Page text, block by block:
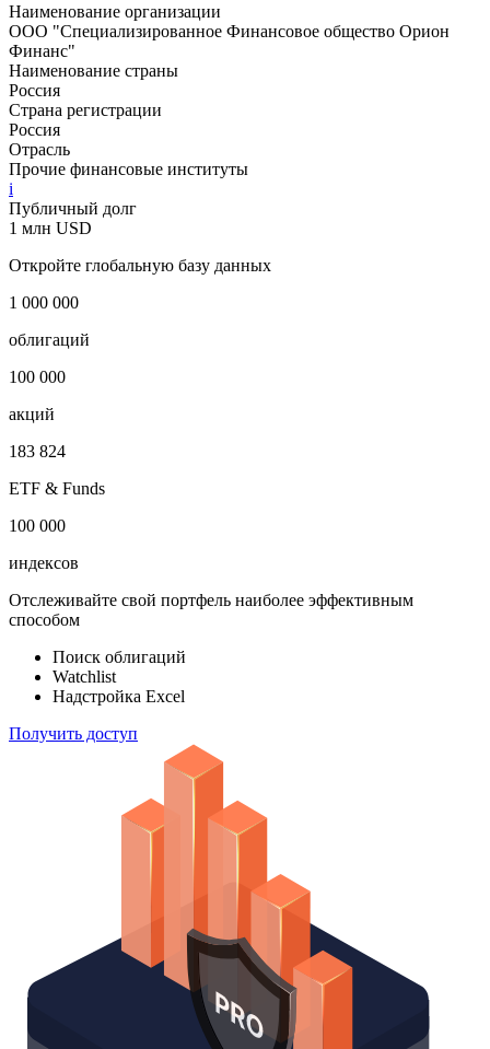
Наименование организации
ООО "Специализированное Финансовое общество Орион
Финанс"
Наименование страны
Россия
Страна регистрации
Россия
Отрасль
Прочие финансовые институты
i
Публичный долг
1 млн USD
Откройте глобальную базу данных
1 000 000
облигаций
100 000
акций
183 824
ETF & Funds
100 000
индексов
Отслеживайте свой портфель наиболее эффективным
способом
Поиск облигаций
Watchlist
Надстройка Excel
Получить доступ